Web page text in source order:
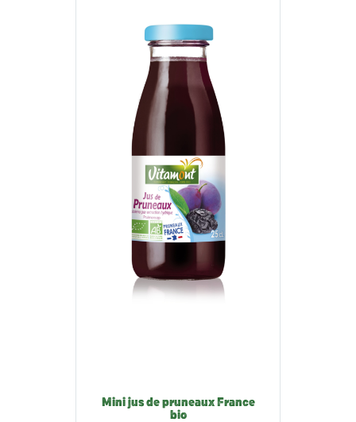
Mini jus de pruneaux France
bio